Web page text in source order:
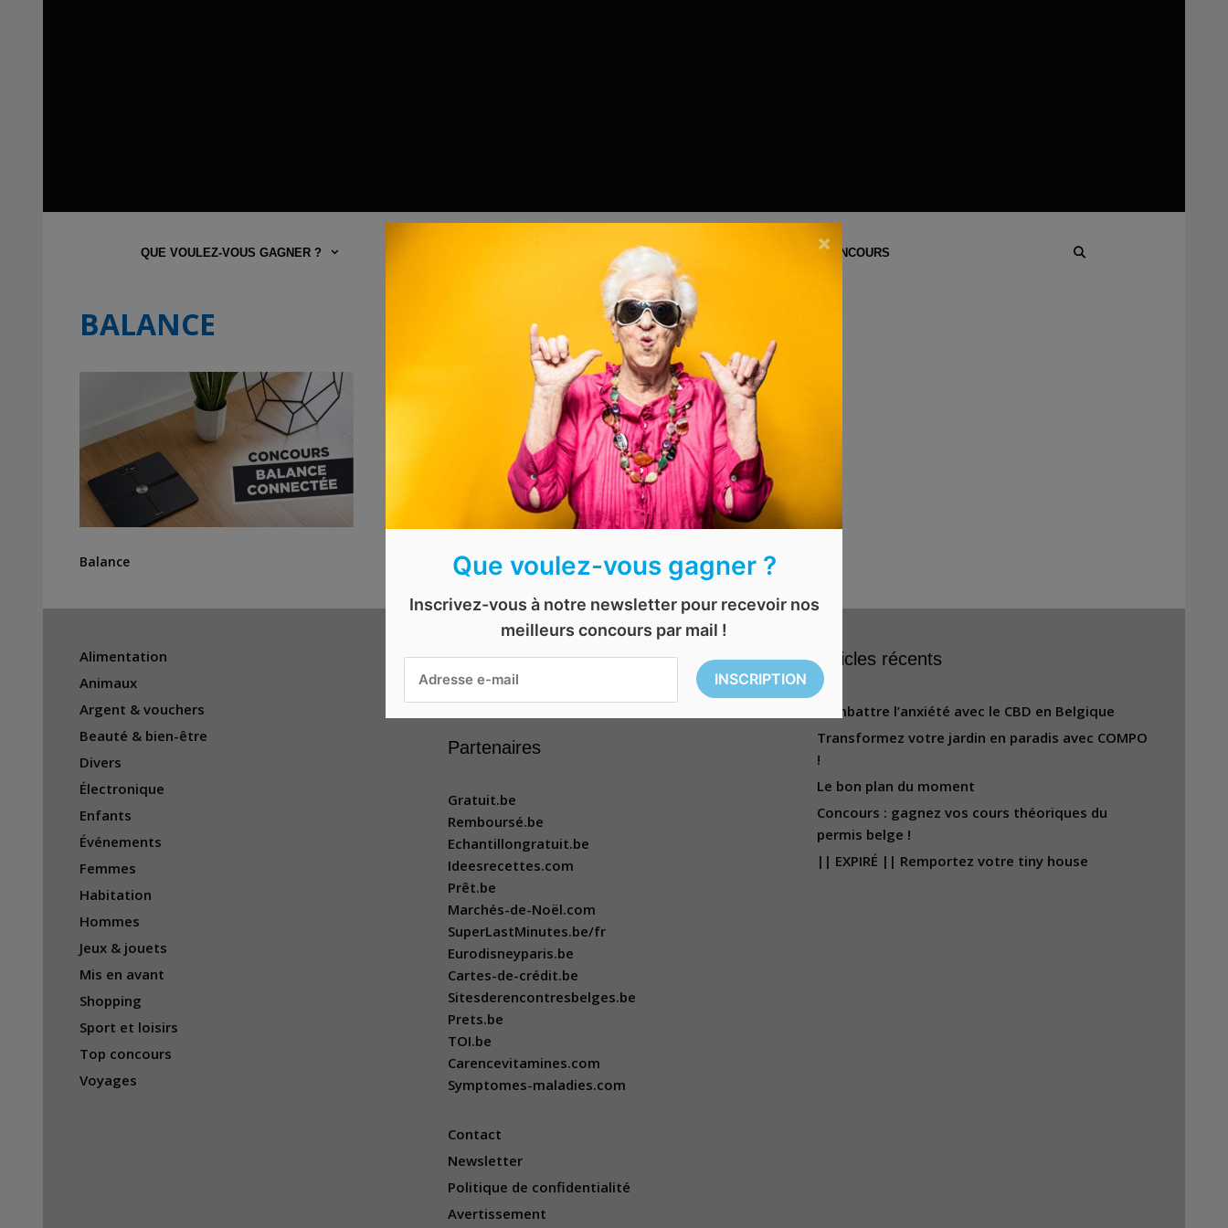
QUE VOULEZ-VOUS GAGNER ? TOP CONCOURS
BALANCE
Balance
Alimentation
Animaux
Argent & vouchers
Beauté & bien-être
Divers
Électronique
Enfants
Événements
Femmes
Habitation
Hommes
Jeux & jouets
Mis en avant
Shopping
Sport et loisirs
Top concours
Voyages
Rechercher
Rechercher
Partenaires
Gratuit.be
Remboursé.be
Echantillongratuit.be
Ideesrecettes.com
Prêt.be
Marchés-de-Noël.com
SuperLastMinutes.be/fr
Eurodisneyparis.be
Cartes-de-crédit.be
Sitesderencontresbelges.be
Prets.be
TOI.be
Carencevitamines.com
Symptomes-maladies.com
Contact
Newsletter
Politique de confidentialité
Avertissement
Articles récents
Combattre l’anxiété avec le CBD en Belgique
Transformez votre jardin en paradis avec COMPO
!
Le bon plan du moment
Concours : gagnez vos cours théoriques du
permis belge !
|| EXPIRÉ || Remportez votre tiny house
Que voulez-vous gagner ?
Inscrivez-vous à notre newsletter pour recevoir nos
meilleurs concours par mail !
×